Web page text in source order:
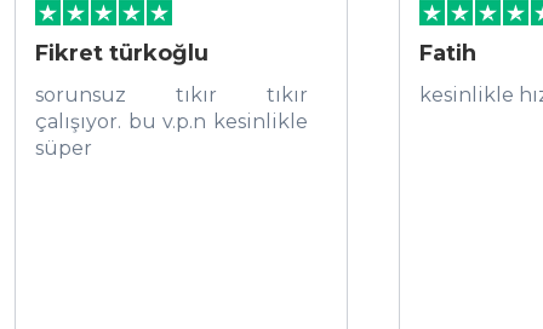
Fikret türkoğlu
sorunsuz tıkır tıkır
çalışıyor. bu v.p.n kesinlikle
süper
Fatih
kesinlikle